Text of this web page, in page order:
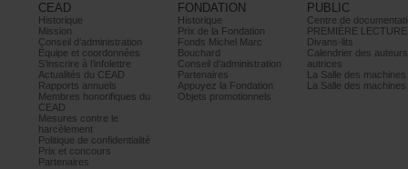
CEAD
Historique
Mission
Conseild’administration
Équipeetcoordonnées
S’inscrireàl’infolettre
ActualitésduCEAD
Rapportsannuels
Membreshonorifiquesdu
CEAD
Mesurescontrele
harcèlement
Politiquedeconfidentialité
Prixetconcours
Partenaires
FONDATION
Historique
PrixdelaFondation
FondsMichelMarc
Bouchard
Conseild’administration
Partenaires
AppuyezlaFondation
Objetspromotionnels
PUBLIC
PREMIÈRELECTURE
Divans-lits
autrices